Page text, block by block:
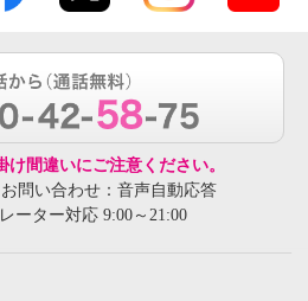
間違いにご注意ください。
問い合わせ：音声自動応答
ーター対応 9:00～21:00